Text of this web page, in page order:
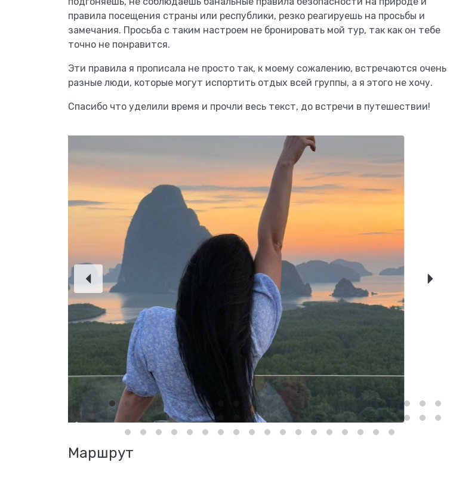
правила посещения страны или республики, резко реагируешь на просьбы и
замечания. Просьба с таким настроем не бронировать мой тур, так как он тебе
точно не понравится.
Эти правила я прописала не просто так, к моему сожалению, встречаются очень
разные люди, которые могут испортить отдых всей группы, а я этого не хочу.
Спасибо что уделили время и прочли весь текст, до встречи в путешествии!
Маршрут